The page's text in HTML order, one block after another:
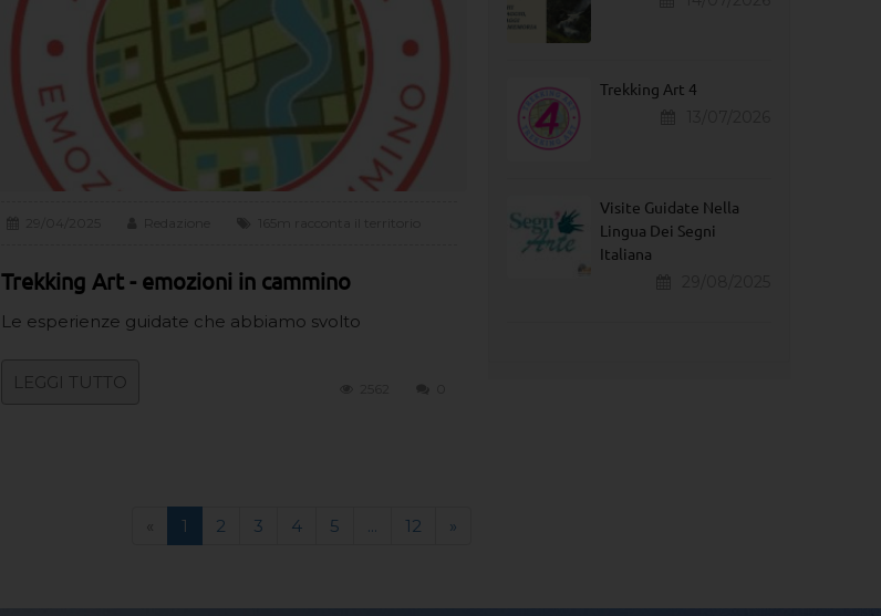
Trekking Art - emozioni in cammino
Le esperienze guidate che abbiamo svolto
LEGGI TUTTO
1 2 3 4 5 ... 12 »
Trekking Art 4
Visite Guidate Nella
Lingua Dei Segni
Italiana